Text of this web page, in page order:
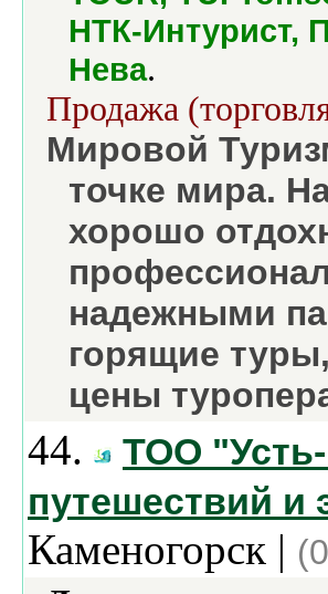
НТК-Интурист,
Нева.
Продажа
Мировой
точке мира.
хорошо
надежными
горящие
цены
44.
ТОО
путешествий и
Каменогорск |